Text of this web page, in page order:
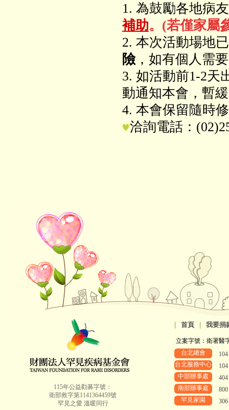
1. 為鼓勵各地病
補助。(若僅家屬
2. 本次活動場地
險，如有個人需
3. 如活動前1-2天
動通知本會，暫
4. 本會保留隨時
洽詢電話：
115年公益勸募字號：
衛部救字第1141364459號
罕見之愛 溫暖同行
首頁 我要捐
立案字號：衛署醫
台北總會
台北服務中心
中部辦事處
南部辦事處
罕見家園